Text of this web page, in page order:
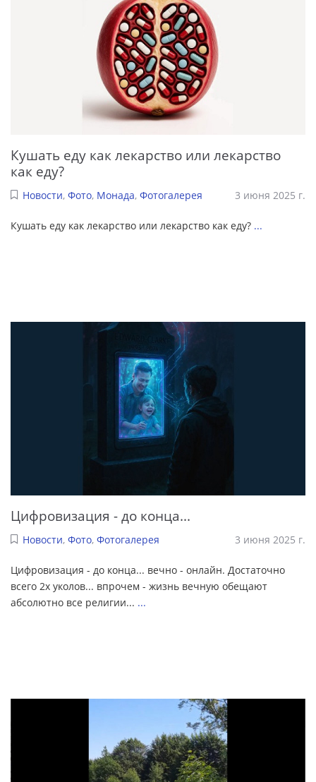
Кушать еду как лекарство или лекарство
как еду?
Новости, Фото, Монада, Фотогалерея 3 июня 2025 г.
Кушать еду как лекарство или лекарство как еду? ...
Цифровизация - до конца...
Новости, Фото, Фотогалерея 3 июня 2025 г.
Цифровизация - до конца... вечно - онлайн. Достаточно
всего 2х уколов... впрочем - жизнь вечную обещают
абсолютно все религии... ...